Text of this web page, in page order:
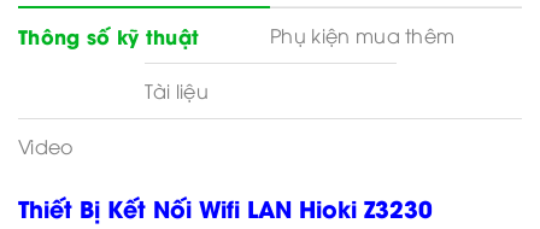
Thông số kỹ thuật Phụ kiện mua thêm
Tài liệu
Video
Thiết Bị Kết Nối Wifi LAN Hioki Z3230